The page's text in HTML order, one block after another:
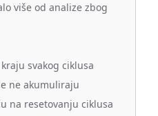
više od analize zbog
svakog ciklusa
ne akumuliraju
na resetovanju ciklusa